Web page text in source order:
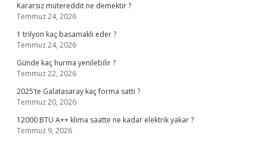
Kararsız mütereddit ne demektir ?
Temmuz 24, 2026
1 trilyon kaç basamaklı eder ?
Temmuz 24, 2026
Günde kaç hurma yenilebilir ?
Temmuz 22, 2026
2025’te Galatasaray kaç forma sattı ?
Temmuz 20, 2026
12000 BTU A++ klima saatte ne kadar elektrik yakar ?
Temmuz 9, 2026